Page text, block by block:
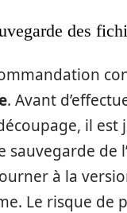
des
. Avant
il est
sauvegarde de
à la
Le risque de